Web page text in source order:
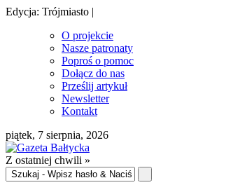
Edycja: Trójmiasto |
O projekcie
Nasze patronaty
Poproś o pomoc
Dołącz do nas
Prześlij artykuł
Newsletter
Kontakt
piątek, 7 sierpnia, 2026
Z ostatniej chwili »